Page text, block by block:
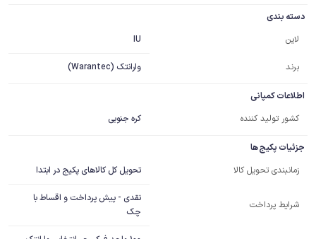
دسته بندی
لاین
IU
برند وارانتک (Warantec)
اطلاعات کمپانی
کشور تولید کننده
کره جنوبی
جزئیات پکیج ها
زمانبندی تحویل کالا
تحویل کل کالاهای پکیج در ابتدا
شرایط پرداخت
نقدی - پیش پرداخت و اقساط با
چک